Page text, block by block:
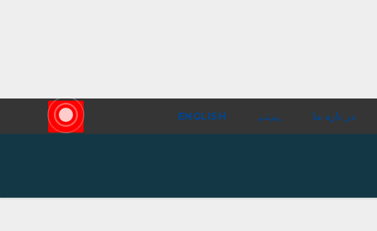
در باره ما پښتو ENGLISH